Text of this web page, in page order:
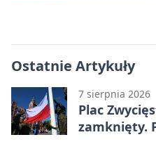
Ostatnie Artykuły
7 sierpnia 2026
Plac
zamknięty.